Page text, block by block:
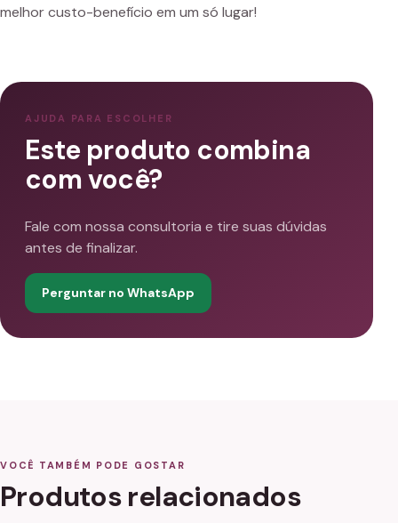
melhor custo-benefício em um só lugar!
AJUDA PARA ESCOLHER
Este produto combina
com você?
Fale com nossa consultoria e tire suas dúvidas
antes de finalizar.
Perguntar no WhatsApp
VOCÊ TAMBÉM PODE GOSTAR
Produtos relacionados